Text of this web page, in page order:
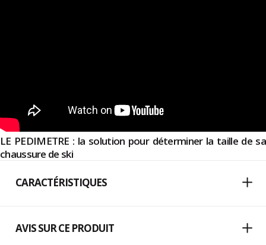
LE PEDIMETRE : la solution pour déterminer la taille de sa
chaussure de ski
CARACTÉRISTIQUES
AVIS SUR CE PRODUIT